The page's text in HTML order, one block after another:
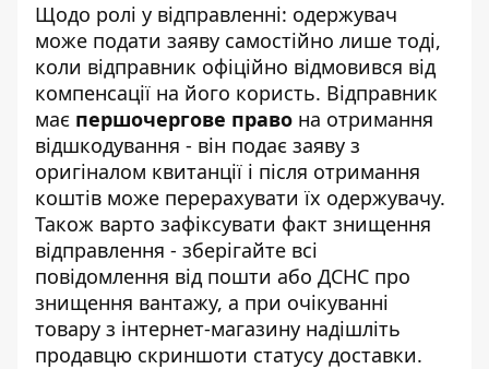
Щодо ролі у відправленні: одержувач
може подати заяву самостійно лише тоді,
коли відправник офіційно відмовився від
компенсації на його користь. Відправник
має першочергове право на отримання
відшкодування - він подає заяву з
оригіналом квитанції і після отримання
коштів може перерахувати їх одержувачу.
Також варто зафіксувати факт знищення
відправлення - зберігайте всі
повідомлення від пошти або ДСНС про
знищення вантажу, а при очікуванні
товару з інтернет-магазину надішліть
продавцю скриншоти статусу доставки.